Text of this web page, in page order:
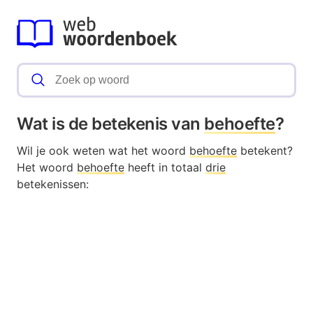
Wat is de betekenis van behoefte?
Wil je ook weten wat het woord behoefte betekent?
Het woord behoefte heeft in totaal drie
betekenissen: